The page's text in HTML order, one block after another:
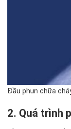
Đầu phun chữa
2. Quá trình